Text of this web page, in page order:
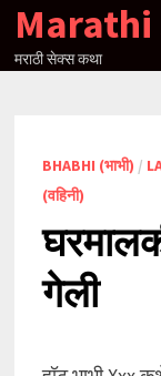
Skip
content
Marathi
मराठी सेक्स कथा
BHABHI (भाभी) /
(वहिनी)
गेली